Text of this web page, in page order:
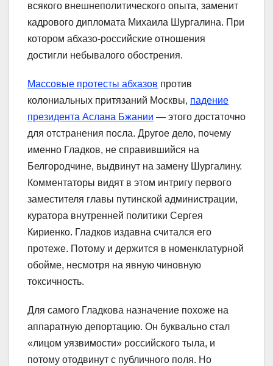
всякого внешнеполитического опыта, заменит
кадрового дипломата Михаила Шургалина. При
котором абхазо-российские отношения
достигли небывалого обострения.
Массовые протесты абхазов против
колониальных притязаний Москвы, падение
президента Аслана Бжании — этого достаточно
для отстранения посла. Другое дело, почему
именно Гладков, не справившийся на
Белгородчине, выдвинут на замену Шургалину.
Комментаторы видят в этом интригу первого
заместителя главы путинской администрации,
куратора внутренней политики Сергея
Кириенко. Гладков издавна считался его
протеже. Потому и держится в номенклатурной
обойме, несмотря на явную чиновную
токсичность.
Для самого Гладкова назначение похоже на
аппаратную депортацию. Он буквально стал
«лицом уязвимости» российского тыла, и
потому отодвинут с публичного поля. Но